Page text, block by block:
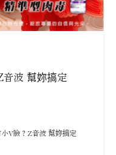
音波 幫妳搞定
V臉？Z音波 幫妳搞定